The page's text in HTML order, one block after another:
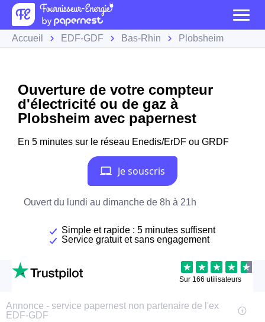
Accueil EDF-GDF Bas-Rhin Plobsheim